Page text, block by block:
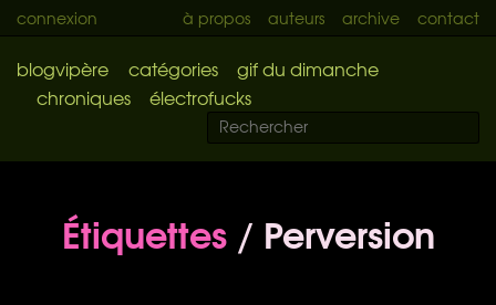
connexion à propos auteurs archive contact
blogvipère catégories
gif du dimanche
chroniques
électrofucks
Étiquettes/ Perversion